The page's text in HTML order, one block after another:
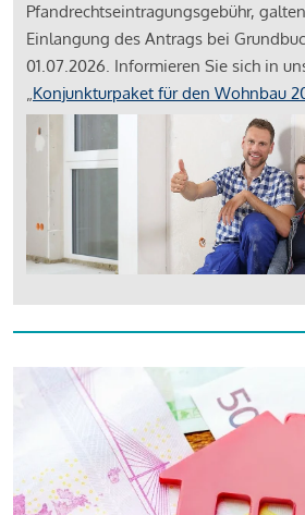
Pfandrechtseintragungsgebühr,
Einlangung des Antrags bei
01.07.2026. Informieren Sie sich in
„Konjunkturpaket für den Wohnbau